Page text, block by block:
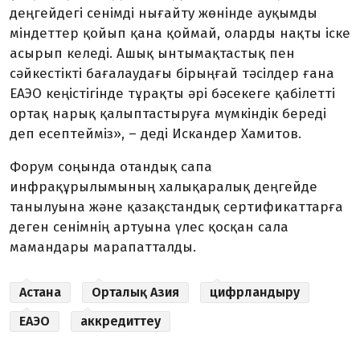
деңгейдегі сенімді нығайту жөнінде ауқымды
міндеттер қойып қана қоймай, оларды нақты іске
асырып келеді. Ашық ынтымақтастық пен
сәйкестікті бағалаудағы бірыңғай тәсілдер ғана
ЕАЭО кеңістігінде тұрақты әрі бәсекеге қабілетті
ортақ нарық қалыптастыруға мүмкіндік береді
деп есептейміз», – деді Искандер Хамитов.
Форум соңында отандық сапа
инфрақұрылымының халықаралық деңгейде
танылуына және қазақстандық сертификаттарға
деген сенімнің артуына үлес қосқан сала
мамандары марапатталды.
Астана Орталық Азия
цифрландыру
ЕАЭО
аккредиттеу